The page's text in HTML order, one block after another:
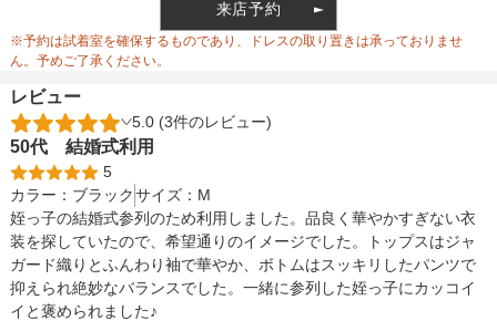
ウエスト調整 ゴム調整
備考
素材
仕様
来店予約
※予約は試着室を確保するものであり、ドレスの取り置きは承っておりませ
ん。予めご了承ください。
レビュー
5.0 (3件のレビュー)
50代 結婚式利用
5
カラー： ブラックサイズ： M
姪っ子の結婚式参列のため利用しました。品良く華やかすぎない衣
装を探していたので、希望通りのイメージでした。トップスはジャ
ガード織りとふんわり袖で華やか、ボトムはスッキリしたパンツで
抑えられ絶妙なバランスでした。一緒に参列した姪っ子にカッコイ
イと褒められました♪